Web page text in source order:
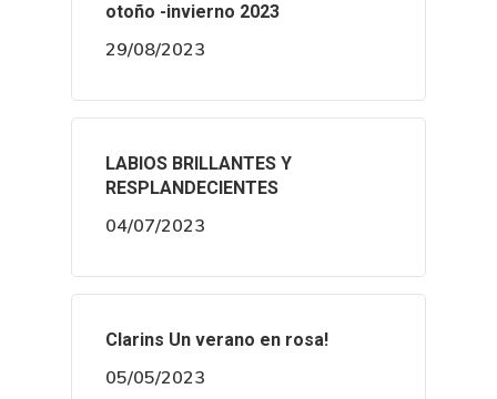
otoño -invierno 2023
29/08/2023
LABIOS BRILLANTES Y
RESPLANDECIENTES
04/07/2023
Clarins Un verano en rosa!
05/05/2023